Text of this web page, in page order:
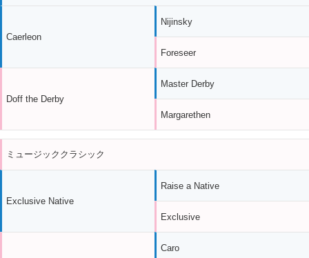
Caerleon
Doff the Derby
Nijinsky
Foreseer
Master Derby
Margarethen
ミュージッククラシック
Exclusive Native
Raise a Native
Exclusive
Caro